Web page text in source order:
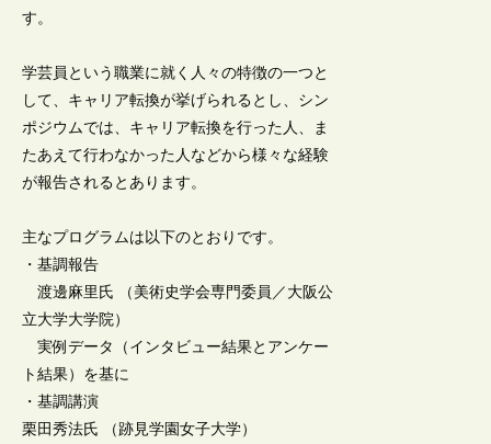
す。
学芸員という職業に就く人々の特徴の一つと
して、キャリア転換が挙げられるとし、シン
ポジウムでは、キャリア転換を行った人、ま
たあえて行わなかった人などから様々な経験
が報告されるとあります。
主なプログラムは以下のとおりです。
・基調報告
渡邊麻里氏 （美術史学会専門委員／大阪公
立大学大学院）
実例データ（インタビュー結果とアンケー
ト結果）を基に
・基調講演
栗田秀法氏 （跡見学園女子大学）